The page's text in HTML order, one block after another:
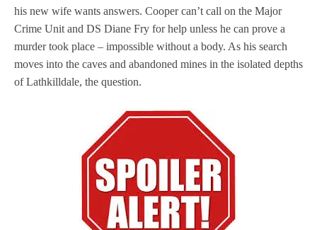
his new wife wants answers. Cooper can’t call on the Major
Crime Unit and DS Diane Fry for help unless he can prove a
murder took place – impossible without a body. As his search
moves into the caves and abandoned mines in the isolated depths
of Lathkilldale, the question.